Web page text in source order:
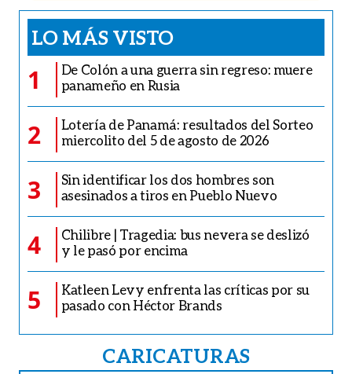
LO MÁS VISTO
1
De Colón a una guerra sin regreso: muere
panameño en Rusia
2
Lotería de Panamá: resultados del Sorteo
miercolito del 5 de agosto de 2026
3
Sin identificar los dos hombres son
asesinados a tiros en Pueblo Nuevo
4
Chilibre | Tragedia: bus nevera se deslizó
y le pasó por encima
5
Katleen Levy enfrenta las críticas por su
pasado con Héctor Brands
CARICATURAS